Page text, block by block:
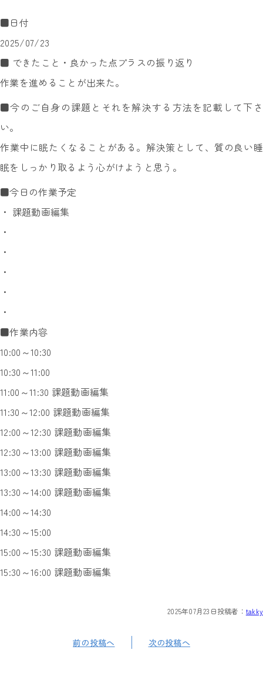
■日付
2025/07/23
■ できたこと・良かった点プラスの振り返り
作業を進めることが出来た。
■今のご自身の課題とそれを解決する方法を記載して下さ
い。
作業中に眠たくなることがある。解決策として、質の良い睡
眠をしっかり取るよう心がけようと思う。
■今日の作業予定
・ 課題動画編集
・
・
・
・
・
■作業内容
10:00～10:30
10:30～11:00
11:00～11:30 課題動画編集
11:30～12:00 課題動画編集
12:00～12:30 課題動画編集
12:30～13:00 課題動画編集
13:00～13:30 課題動画編集
13:30～14:00 課題動画編集
14:00～14:30
14:30～15:00
15:00～15:30 課題動画編集
15:30～16:00 課題動画編集
2025年07月23日投稿者： takky
前の投稿へ 次の投稿へ